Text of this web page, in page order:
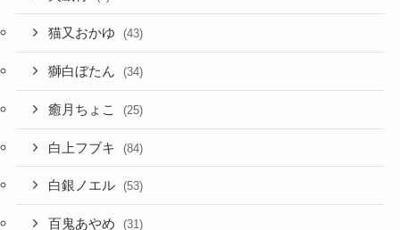
火威青 (5)
猫又おかゆ (43)
獅白ぼたん (34)
癒月ちょこ (25)
白上フブキ (84)
白銀ノエル (53)